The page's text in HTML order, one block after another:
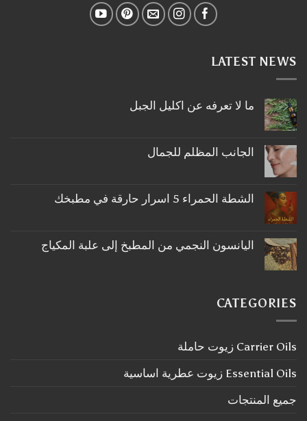
LATEST NEWS
ما لا تعرفه عن اكليل الجبل
على
ما
اكليل
الجبل
الجانب المظلم للجمال
على
الجانب
الشطة الحمراء 5 اسرار حارقة في مطبخك
على
الشطة
في
مطبخك
اليانسون النجمي من المطبخ إلى علبة المكياج
اليانسون
النجمي
علبة
المكياج
CATEGORIES
Carrier Oils زيوت حاملة
Essential Oils زيوت عطرية اساسية
جميع المنتجات